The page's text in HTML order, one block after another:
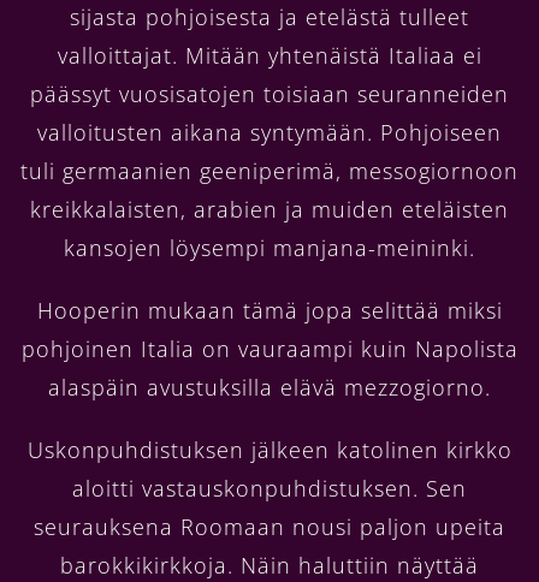
sijasta pohjoisesta ja etelästä tulleet
valloittajat. Mitään yhtenäistä Italiaa ei
päässyt vuosisatojen toisiaan seuranneiden
valloitusten aikana syntymään. Pohjoiseen
tuli germaanien geeniperimä, messogiornoon
kreikkalaisten, arabien ja muiden eteläisten
kansojen löysempi manjana-meininki.
Hooperin mukaan tämä jopa selittää miksi
pohjoinen Italia on vauraampi kuin Napolista
alaspäin avustuksilla elävä mezzogiorno.
Uskonpuhdistuksen jälkeen katolinen kirkko
aloitti vastauskonpuhdistuksen. Sen
seurauksena Roomaan nousi paljon upeita
barokkikirkkoja. Näin haluttiin näyttää